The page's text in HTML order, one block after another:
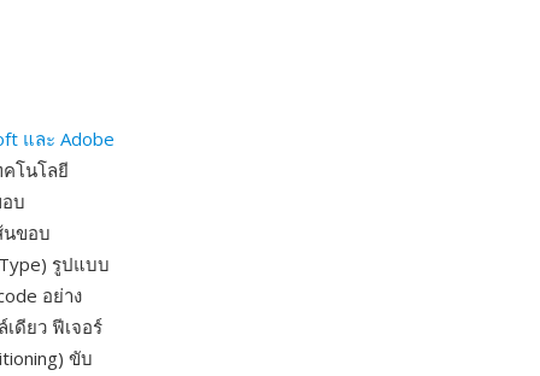
และ Adobe
โนโลยี
บ
นขอบ
รูปแบบ
อย่าง
ดียว ฟีเจอร์
ขับ